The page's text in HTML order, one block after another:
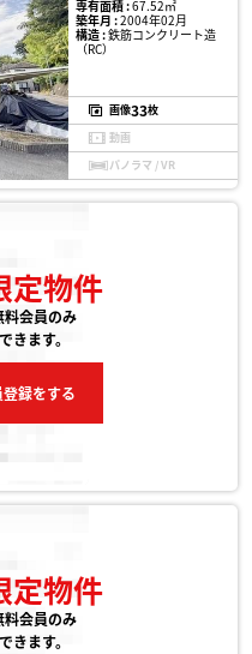
専有面積 :67.52㎡
築年月 :2004年02月
構造 :鉄筋コンクリート造
（RC）
画像33枚
動画
パノラマ / VR
定物件
料会員のみ
きます。
録をする
定物件
料会員のみ
きます。